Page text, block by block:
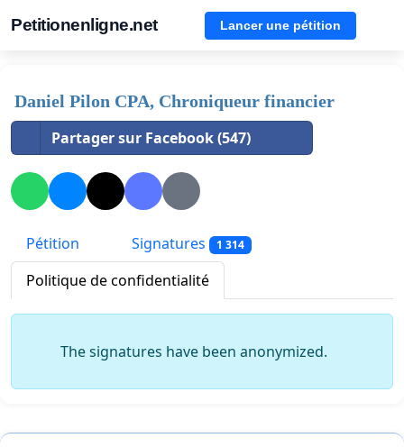
Petitionenligne.net Lancer une pétition
Daniel Pilon CPA, Chroniqueur financier
Partager sur Facebook (547)
Pétition Signatures 1 314
Politique de confidentialité
The signatures have been anonymized.